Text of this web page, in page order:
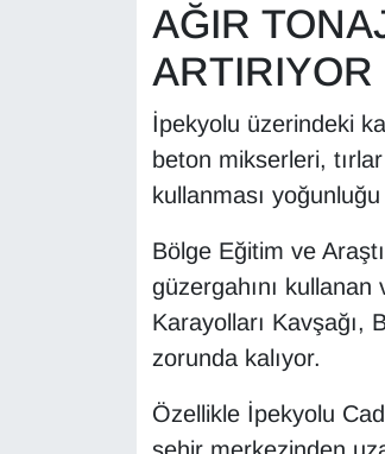
AĞIR
ARTIRIYOR
İpekyolu üzerindeki
beton mikserleri,
kullanması
Bölge Eğitim ve
güzergahını
Karayolları Kavşağı,
zorunda kalıyor.
Özellikle İpekyolu